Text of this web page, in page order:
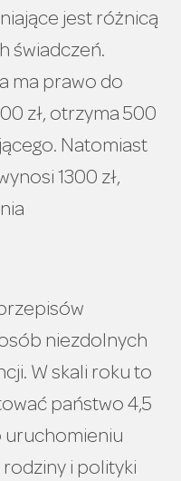
jest różnicą
świadczeń.
ma prawo do
zł, otrzyma 500
Natomiast
1300 zł,
niezdolnych
W skali roku to
państwo 4,5
uruchomieniu
i polityki